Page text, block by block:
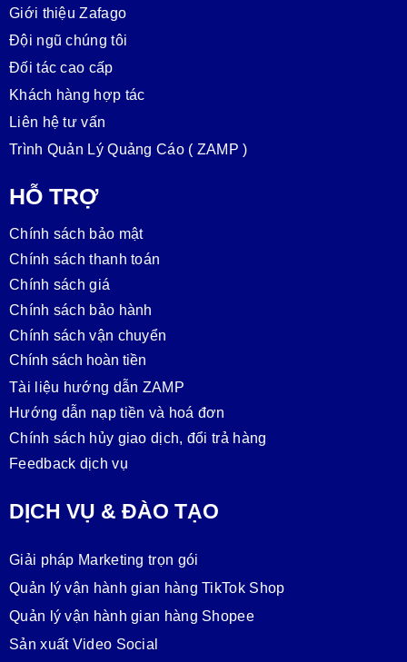
Giới thiệu Zafago
Đội ngũ chúng tôi
Đối tác cao cấp
Khách hàng hợp tác
Liên hệ tư vấn
Trình Quản Lý Quảng Cáo ( ZAMP )
HỖ TRỢ
Chính sách bảo mật
Chính sách thanh toán
Chính sách giá
Chính sách bảo hành
Chính sách vận chuyển
Chính sách hoàn tiền
Tài liệu hướng dẫn ZAMP
Hướng dẫn nạp tiền và hoá đơn
Chính sách hủy giao dịch, đổi trả hàng
Feedback dịch vụ
DỊCH VỤ & ĐÀO TẠO
Giải pháp Marketing trọn gói
Quản lý vận hành gian hàng TikTok Shop
Quản lý vận hành gian hàng Shopee
Sản xuất Video Social